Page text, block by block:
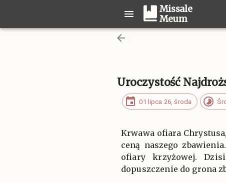
Missale
Meum
Uroczystość
01 lipca 26, środa
Krwawa ofiara
ceną naszego
ofiary krzyżowej.
dopuszczenie do grona